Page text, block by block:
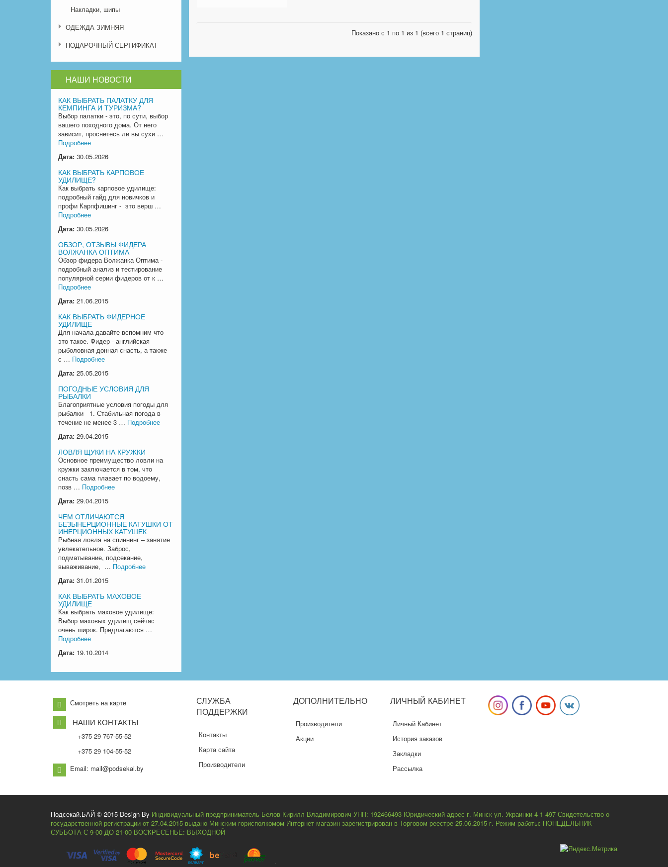
Накладки, шипы
ОДЕЖДА ЗИМНЯЯ
ПОДАРОЧНЫЙ СЕРТИФИКАТ
НАШИ НОВОСТИ
КАК ВЫБРАТЬ ПАЛАТКУ ДЛЯ
КЕМПИНГА И ТУРИЗМА?
Выбор палатки - это, по сути, выбор
вашего походного дома. От него
зависит, проснетесь ли вы сухи …
Подробнее
Дата: 30.05.2026
КАК ВЫБРАТЬ КАРПОВОЕ
УДИЛИЩЕ?
Как выбрать карповое удилище:
подробный гайд для новичков и
профи Карпфишинг - это верш …
Подробнее
Дата: 30.05.2026
ОБЗОР, ОТЗЫВЫ ФИДЕРА
ВОЛЖАНКА ОПТИМА
Обзор фидера Волжанка Оптима -
подробный анализ и тестирование
популярной серии фидеров от к …
Подробнее
Дата: 21.06.2015
КАК ВЫБРАТЬ ФИДЕРНОЕ
УДИЛИЩЕ
Для начала давайте вспомним что
это такое. Фидер - английская
рыболовная донная снасть, а также
с … Подробнее
Дата: 25.05.2015
ПОГОДНЫЕ УСЛОВИЯ ДЛЯ
РЫБАЛКИ
Благоприятные условия погоды для
рыбалки 1. Стабильная погода в
течение не менее 3 … Подробнее
Дата: 29.04.2015
ЛОВЛЯ ЩУКИ НА КРУЖКИ
Основное преимущество ловли на
кружки заключается в том, что
снасть сама плавает по водоему,
позв … Подробнее
Дата: 29.04.2015
ЧЕМ ОТЛИЧАЮТСЯ
БЕЗЫНЕРЦИОННЫЕ КАТУШКИ ОТ
ИНЕРЦИОННЫХ КАТУШЕК
Рыбная ловля на спиннинг – занятие
увлекательное. Заброс,
подматывание, подсекание,
вываживание, … Подробнее
Дата: 31.01.2015
КАК ВЫБРАТЬ МАХОВОЕ
УДИЛИЩЕ
Как выбрать маховое удилище:
Выбор маховых удилищ сейчас
очень широк. Предлагаются …
Подробнее
Дата: 19.10.2014
Показано с 1 по 1 из 1 (всего 1 страниц)
Смотреть на карте
НАШИ КОНТАКТЫ
+375 29 767-55-52
+375 29 104-55-52
Email: mail@podsekai.by
СЛУЖБА
ПОДДЕРЖКИ
Контакты
Карта сайта
Производители
ДОПОЛНИТЕЛЬНО
Производители
Акции
ЛИЧНЫЙ КАБИНЕТ
Личный Кабинет
История заказов
Закладки
Рассылка
Подсекай.БАЙ © 2015 Design By Индивидуальный предприниматель Белов Кирилл Владимирович УНП: 192466493 Юридический адрес г. Минск ул. Украинки 4-1-497 Свидетельство о
государственной регистрации от 27.04.2015 выдано Минским горисполкомом Интернет-магазин зарегистрирован в Торговом реестре 25.06.2015 г. Режим работы: ПОНЕДЕЛЬНИК-
СУББОТА С 9-00 ДО 21-00 ВОСКРЕСЕНЬЕ: ВЫХОДНОЙ